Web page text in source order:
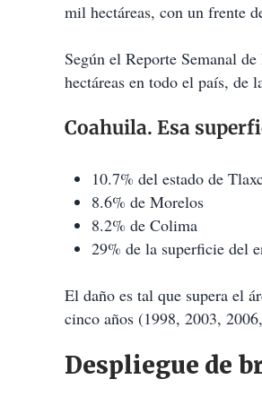
mil hectáreas, con un frente
Según el Reporte Semanal
hectáreas en todo el país, de
Coahuila. Esa
10.7% del estado de
8.6% de Morelos
8.2% de Colima
29% de la superficie del
El daño es tal que supera el
cinco años (1998, 2003,
Despliegue de